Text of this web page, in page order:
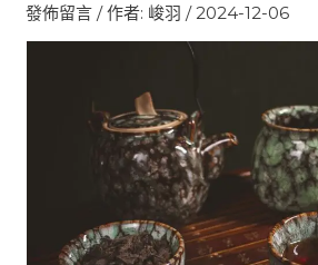
發佈留言 / 作者: 峻羽/2024-12-06